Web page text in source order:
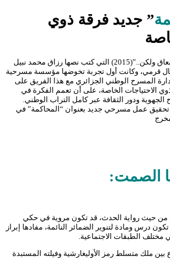
” جديد فرقة ذوي
بعد التجربة الناجحة لعرض “معاق ولكن..”(2015) التي كتب نصها رزاق محمد نبيل
قرمي، وكانت أول تجربة تخوضها مؤسسة مسرحية
المسرح الوطني الجزائري مع هذا الفريق على
الاحتياجات الخاصة، على أن تعمم الفكرة في
ودور الثقافة عبر كامل التراب الوطني.
تحقيق عمل مسرحي جديد بعنوان “المحاكمة” في
الصمت:
من حيث رواية الحدث، قد تكون مروية في حكي
درس ومادة لتنوير الضمائر النائمة، مفادها إبراز
الطبقات الاجتماعية.
ملك متسلط رمز الأوليغارشية وفيلته المستبدة